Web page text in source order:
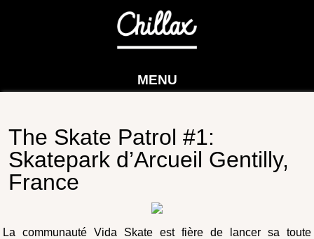
MENU
The Skate Patrol #1:
Skatepark d’Arcueil Gentilly,
France
La communauté Vida Skate est fière de lancer sa toute